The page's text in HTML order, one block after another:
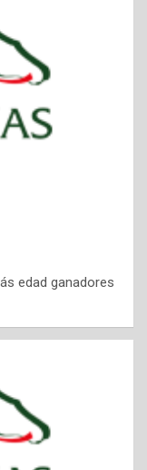
edad ganadores